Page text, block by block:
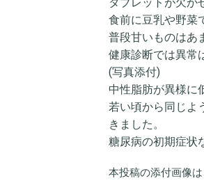
タブレットが欠か
食前に豆乳や野菜
普段甘いものはあ
健康診断では異常
(写真添付)
中性脂肪が異様に
若い頃から同じよ
きました。
糖尿病の初期症状
本投稿の添付画像